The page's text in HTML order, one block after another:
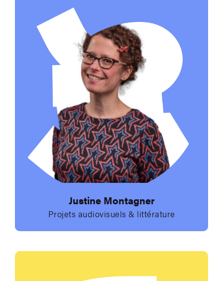
Justine Montagner
Projets audiovisuels & littérature
Envoyer un e-mail